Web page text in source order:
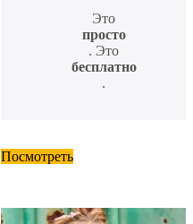
Это
просто
. Это
бесплатно
.
Посмотреть